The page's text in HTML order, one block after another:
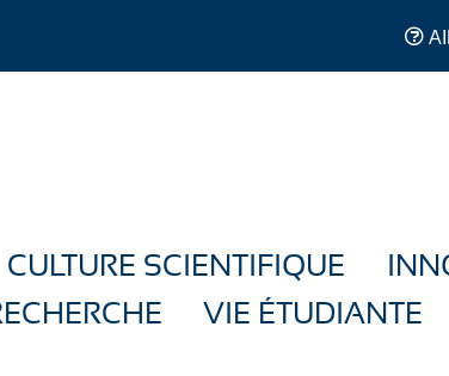
CULTURE SCIENTIFIQUE
VIE ÉTUDIANTE